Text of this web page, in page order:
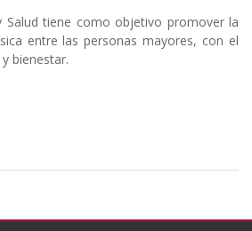
Salud tiene como objetivo promover la
entre las personas mayores, con el
bienestar.